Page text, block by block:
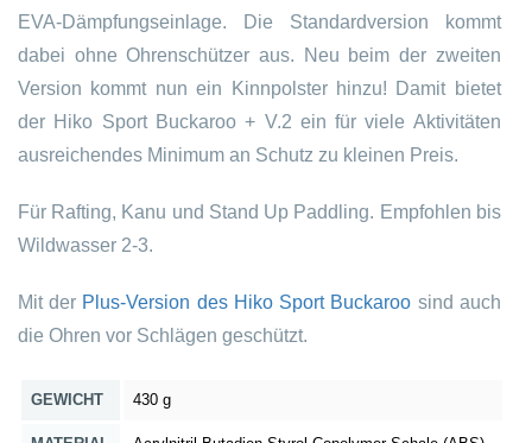
EVA-Dämpfungseinlage. Die Standardversion kommt
dabei ohne Ohrenschützer aus. Neu beim der zweiten
Version kommt nun ein Kinnpolster hinzu! Damit bietet
der Hiko Sport Buckaroo + V.2 ein für viele Aktivitäten
ausreichendes Minimum an Schutz zu kleinen Preis.
Für Rafting, Kanu und Stand Up Paddling. Empfohlen bis
Wildwasser 2-3.
Mit der Plus-Version des Hiko Sport Buckaroo sind auch
die Ohren vor Schlägen geschützt.
GEWICHT 430 g